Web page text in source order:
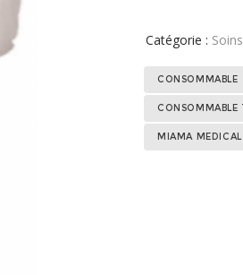
Catégorie :
CONSOMMABLE
CONSOMMABLE
MIAMA MEDICAL